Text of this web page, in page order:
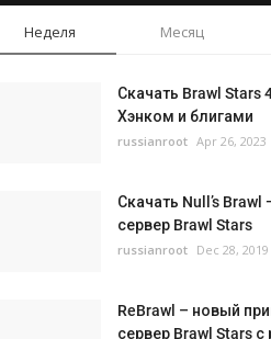
Неделя Месяц
Скачать Brawl Stars
Хэнком и блигами
russianroot Apr 26, 2023
Скачать Null’s
сервер Brawl Stars
russianroot Dec 28, 2019
ReBrawl – новый
сервер Brawl Stars